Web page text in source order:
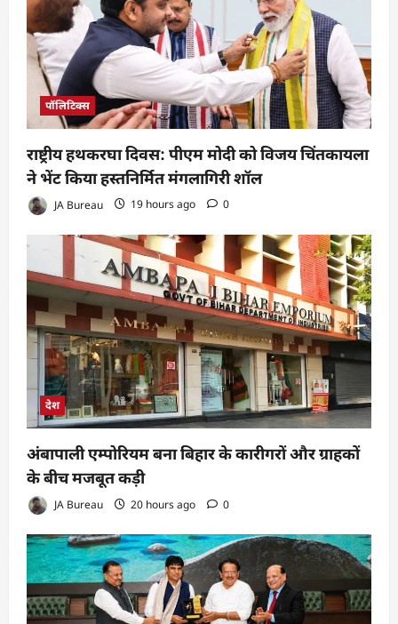
पॉलिटिक्स
राष्ट्रीय हथकरघा दिवस: पीएम मोदी को विजय चिंतकायला
ने भेंट किया हस्तनिर्मित मंगलागिरी शॉल
JA Bureau 19 hours ago 0
देश
अंबापाली एम्पोरियम बना बिहार के कारीगरों और ग्राहकों
के बीच मजबूत कड़ी
JA Bureau 20 hours ago 0